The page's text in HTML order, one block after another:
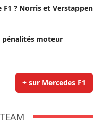
? Norris et Verstappen
pénalités moteur
+ sur Mercedes F1